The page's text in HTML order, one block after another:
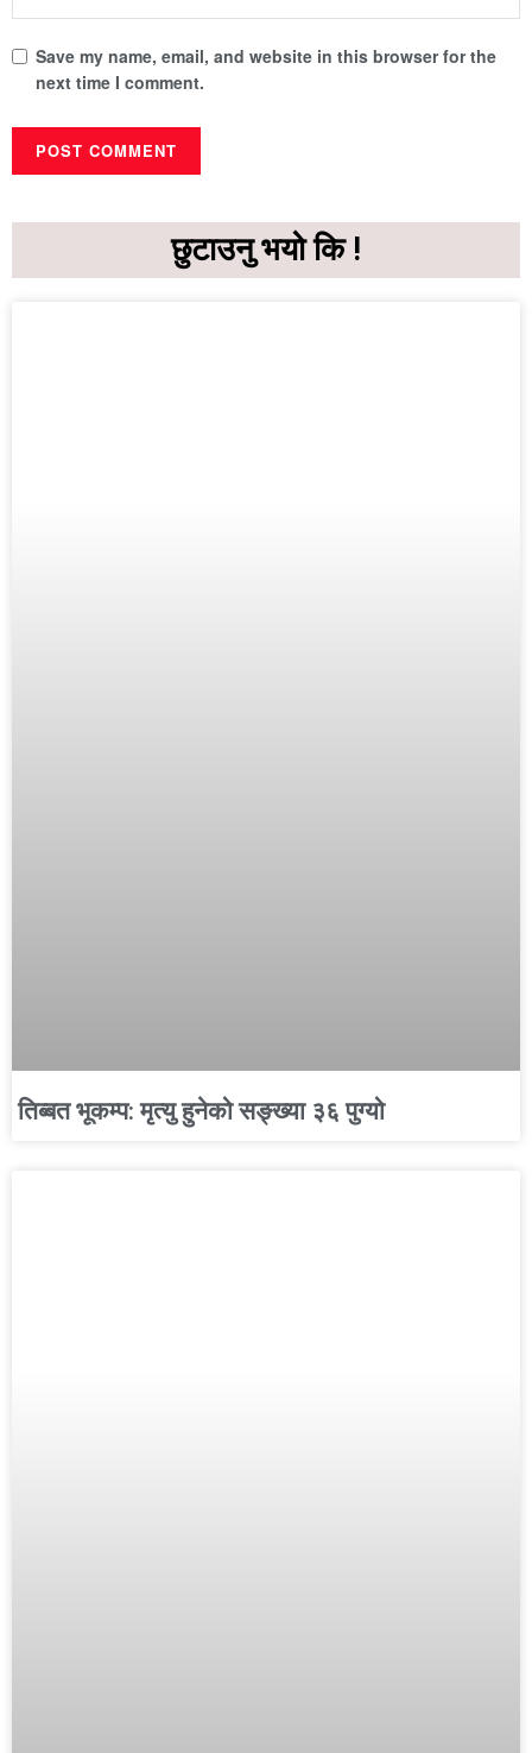
Save my name, email, and website in this browser for the
next time I comment.
छुटाउनु भयो कि !
तिब्बत भूकम्प: मृत्यु हुनेको सङ्ख्या ३६ पुग्यो